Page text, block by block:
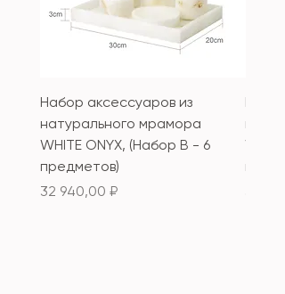
Набор аксессуаров из
натурального мрамора
WHITE ONYX, (Набор B - 6
предметов)
Цена
32 940,00 ₽